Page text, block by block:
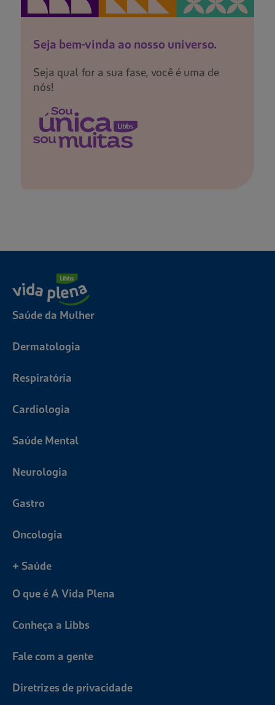
Seja bem-vinda ao nosso universo.
Seja qual for a sua fase, você é uma de
nós!
Saúde da Mulher
Dermatologia
Respiratória
Cardiologia
Saúde Mental
Neurologia
Gastro
Oncologia
+ Saúde
O que é A Vida Plena
Conheça a Libbs
Fale com a gente
Diretrizes de privacidade